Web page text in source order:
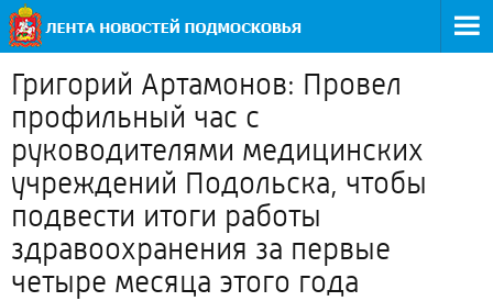
Григорий Артамонов: Провел
профильный час с
руководителями медицинских
учреждений Подольска, чтобы
подвести итоги работы
здравоохранения за первые
четыре месяца этого года